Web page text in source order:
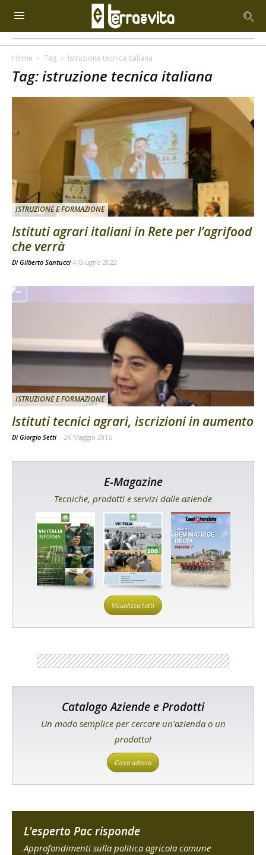
Home Tag Istruzione tecnica italiana
Tag: istruzione tecnica italiana
ISTRUZIONE E FORMAZIONE
Istituti agrari italiani in Rete per l’agrifood
che verrà
Di Gilberto Santucci 4 Giugno 2022
ISTRUZIONE E FORMAZIONE
Istituti tecnici agrari, iscrizioni in aumento
Di Giorgio Setti - 26 Maggio 2016
E-Magazine
Tecniche, prodotti e servizi dalle aziende
Visualizza tutti
Catalogo Aziende e Prodotti
Un modo semplice per cercare un'azienda o un
prodotto!
Cerca adesso
L'esperto Pac risponde
Approfondimenti sulla politica agricola comune